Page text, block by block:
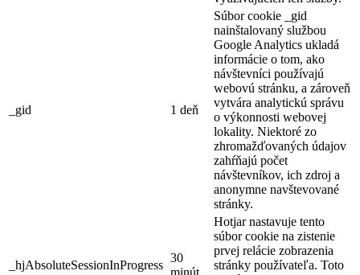
_gid 1 deň
Súbor cookie _gid
nainštalovaný službou
Google Analytics ukladá
informácie o tom, ako
návštevníci používajú
webovú stránku, a zároveň
vytvára analytickú správu
o výkonnosti webovej
lokality. Niektoré zo
zhromažďovaných údajov
zahŕňajú počet
návštevníkov, ich zdroj a
anonymne navštevované
stránky.
_hjAbsoluteSessionInProgress
30
minút
Hotjar nastavuje tento
súbor cookie na zistenie
prvej relácie zobrazenia
stránky používateľa. Toto